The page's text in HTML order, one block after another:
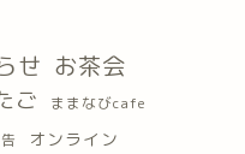
せ お茶会
ご ままなびcafe
オンライン